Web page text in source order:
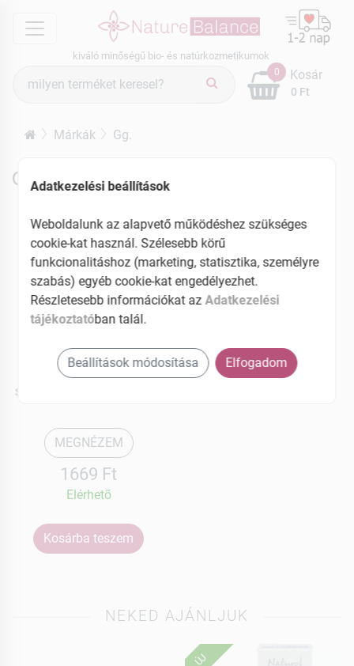
menu
kiváló minőségű bio- és natúrkozmetikumok
keresés
0
0 Ft
Kosár
Márkák Gg.
Gg. termékek
Gg.
Vitaline hajnövekedést
serkentő hajszesz 125 ml
MEGNÉZEM
1669 Ft
Elérhetõ
Kosárba teszem
NEKED AJÁNLJUK
ÚJ
Adatkezelési beállítások
Weboldalunk az alapvető működéshez szükséges
cookie-kat használ. Szélesebb körű
funkcionalitáshoz (marketing, statisztika, személyre
szabás) egyéb cookie-kat engedélyezhet.
Részletesebb információkat azAdatkezelési
tájékoztatóban talál.
Beállítások módosítása Elfogadom